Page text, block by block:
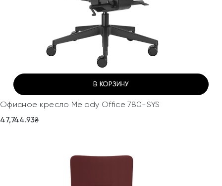
В КОРЗИНУ
Офисное кресло Melody Office 780-SYS
47,744.93₴